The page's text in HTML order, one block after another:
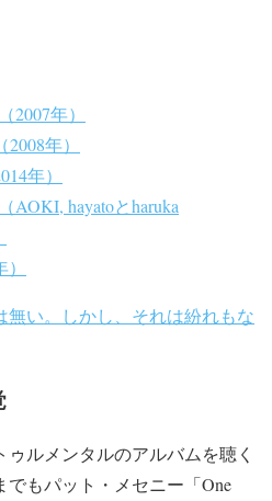
2007年）
年）
年）
AOKI, hayatoとharuka
い。しかし、それは紛れもな
ルメンタルのアルバムを聴く
もパット・メセニー「One